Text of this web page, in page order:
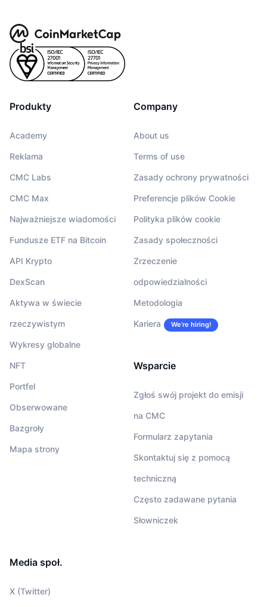
Produkty
Academy
Reklama
CMC Labs
CMC Max
Najważniejsze wiadomości
Fundusze ETF na Bitcoin
API Krypto
DexScan
Aktywa w świecie
rzeczywistym
Wykresy globalne
NFT
Portfel
Obserwowane
Bazgroły
Mapa strony
Company
About us
Terms of use
Zasady ochrony prywatności
Preferencje plików Cookie
Polityka plików cookie
Zasady społeczności
Zrzeczenie
odpowiedzialności
Metodologia
Kariera We’re hiring!
Wsparcie
Zgłoś swój projekt do emisji
na CMC
Formularz zapytania
Skontaktuj się z pomocą
techniczną
Często zadawane pytania
Słowniczek
Media społ.
X (Twitter)